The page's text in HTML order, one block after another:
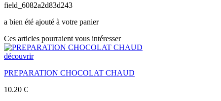
field_6082a2d83d243
a bien été ajouté à votre panier
Ces articles pourraient vous intéresser
découvrir
PREPARATION CHOCOLAT CHAUD
10.20 €